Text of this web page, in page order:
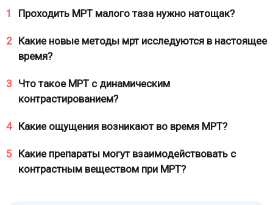
1 Проходить МРТ малого таза нужно натощак?
2 Какие новые методы мрт исследуются в настоящее
время?
3 Что такое МРТ с динамическим
контрастированием?
4 Какие ощущения возникают во время МРТ?
5 Какие препараты могут взаимодействовать с
контрастным веществом при МРТ?